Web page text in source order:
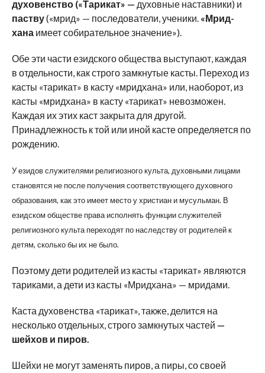
духовенство («Тарикат» — духовные наставники) и
паству(«мрид» — последователи, ученики. «Мрид-
хана имеет собирательное значение»).
Обе эти части езидского общества выступают, каждая
в отдельности, как строго замкнутые касты. Переход из
касты «тарикат» в касту «мридхана» или, наоборот, из
касты «мридхана» в касту «тарикат» невозможен.
Каждая их этих каст закрыта для другой.
Принадлежность к той или иной касте определяется по
рождению.
У езидов служителями религиозного культа, духовными лицами
становятся не после получения соответствующего духовного
образования, как это имеет место у христиан и мусульман. В
езидском обществе права исполнять функции служителей
религиозного культа переходят по наследству от родителей к
детям, сколько бы их не было.
Поэтому дети родителей из касты «тарикат» являются
тариками, а дети из касты «Мридхана» — мридами.
Каста духовенства «тарикат», также, делится на
несколько отдельных, строго замкнутых частей —
шейхов и пиров.
Шейхи не могут заменять пиров, а пиры, со своей